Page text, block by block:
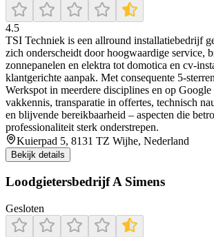
4.5
TSI Techniek is een allround installatiebedrijf
zich onderscheidt door hoogwaardige service,
zonnepanelen en elektra tot domotica en cv-
klantgerichte aanpak. Met consequente 5-
Werkspot in meerdere disciplines en op
vakkennis, transparatie in offertes, technisch
en blijvende bereikbaarheid – aspecten die
professionaliteit sterk onderstrepen.
Kuierpad 5, 8131 TZ Wijhe, Nederland
Bekijk details
Loodgietersbedrijf A Simens
Gesloten